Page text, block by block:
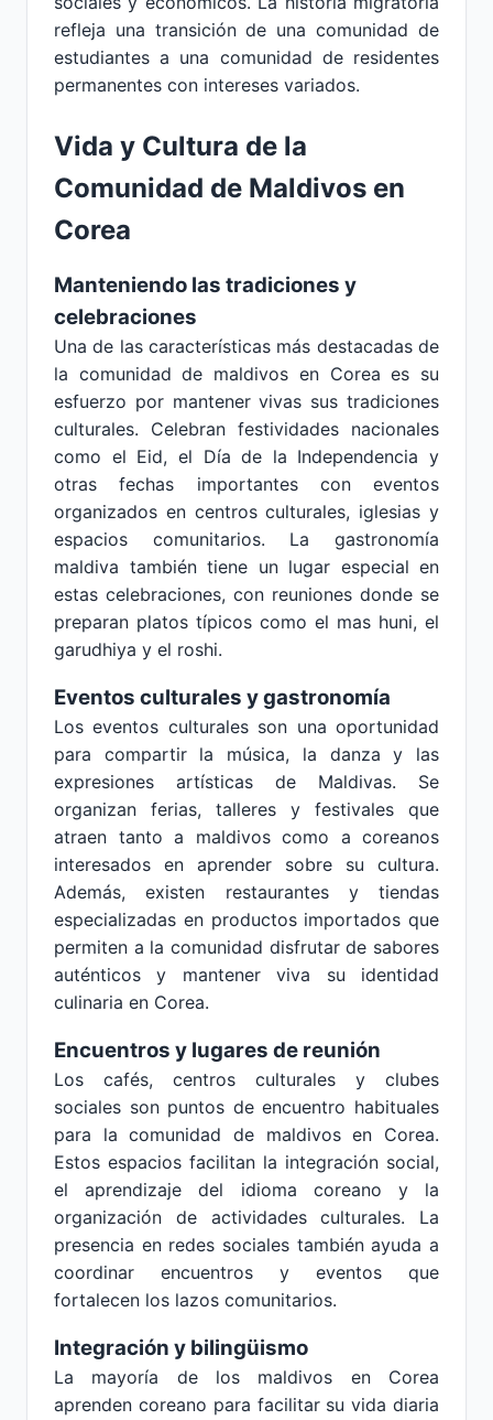
refleja una transición de una comunidad de
estudiantes a una comunidad de residentes
permanentes con intereses variados.
Vida y Cultura de la
Comunidad de Maldivos en
Corea
Manteniendo las tradiciones y
celebraciones
Una de las características más destacadas de
la comunidad de maldivos en Corea es su
esfuerzo por mantener vivas sus tradiciones
culturales. Celebran festividades nacionales
como el Eid, el Día de la Independencia y
otras fechas importantes con eventos
organizados en centros culturales, iglesias y
espacios comunitarios. La gastronomía
maldiva también tiene un lugar especial en
estas celebraciones, con reuniones donde se
preparan platos típicos como el mas huni, el
garudhiya y el roshi.
Eventos culturales y gastronomía
Los eventos culturales son una oportunidad
para compartir la música, la danza y las
expresiones artísticas de Maldivas. Se
organizan ferias, talleres y festivales que
atraen tanto a maldivos como a coreanos
interesados en aprender sobre su cultura.
Además, existen restaurantes y tiendas
especializadas en productos importados que
permiten a la comunidad disfrutar de sabores
auténticos y mantener viva su identidad
culinaria en Corea.
Encuentros y lugares de reunión
Los cafés, centros culturales y clubes
sociales son puntos de encuentro habituales
para la comunidad de maldivos en Corea.
Estos espacios facilitan la integración social,
el aprendizaje del idioma coreano y la
organización de actividades culturales. La
presencia en redes sociales también ayuda a
coordinar encuentros y eventos que
fortalecen los lazos comunitarios.
Integración y bilingüismo
La mayoría de los maldivos en Corea
aprenden coreano para facilitar su vida diaria